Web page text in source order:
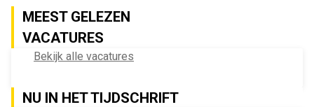
MEEST GELEZEN
VACATURES
Bekijk alle vacatures
NU IN HET TIJDSCHRIFT